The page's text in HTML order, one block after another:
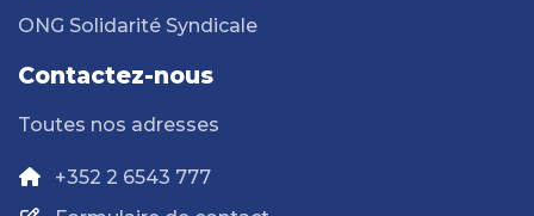
ONG Solidarité Syndicale
Contactez-nous
Toutes nos adresses
+352 2 6543 777